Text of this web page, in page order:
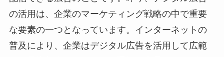
の活用は、企業のマーケティング戦略の中で重要
な要素の一つとなっています。インターネットの
普及により、企業はデジタル広告を活用して広範